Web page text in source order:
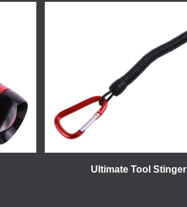
Ultimate Tool Stinger